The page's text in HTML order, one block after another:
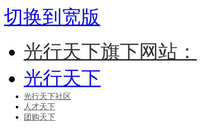
切换到宽版
光行天下旗下网站：
光行天下
光行天下社区
人才天下
团购天下